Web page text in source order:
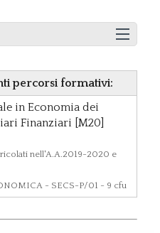
percorsi formativi:
in Economia dei
Finanziari [M20]
nell'A.A.2019-2020 e
- SECS-P/01 - 9 cfu